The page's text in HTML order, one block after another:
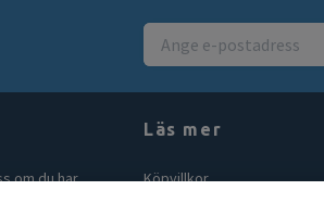
om du har
Läs mer
Köpvillkor